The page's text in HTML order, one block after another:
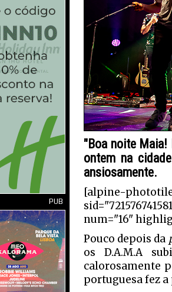
PUB
"Boa noite Maia!
ontem na
ansiosamente.
[alpine-
num="16"
Pouco depois da
os D.A.M.A
calorosamente
portuguesa fez a